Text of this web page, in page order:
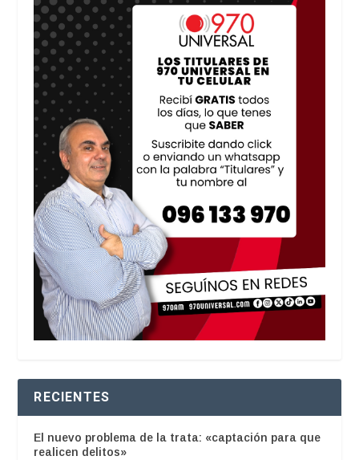
RECIENTES
El nuevo problema de la trata: «captación para que
realicen delitos»